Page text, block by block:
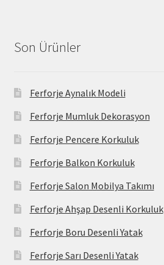
Son Ürünler
Ferforje Aynalık Modeli
Ferforje Mumluk Dekorasyon
Ferforje Pencere Korkuluk
Ferforje Balkon Korkuluk
Ferforje Salon Mobilya Takımı
Ferforje Ahşap Desenli Korkuluk
Ferforje Boru Desenli Yatak
Ferforje Sarı Desenli Yatak